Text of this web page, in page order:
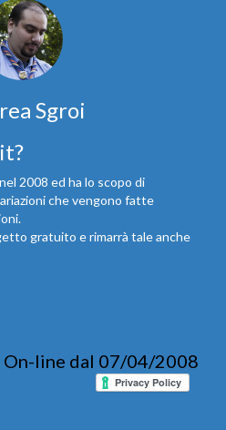
Sgroi
2008 ed ha lo scopo di
che vengono fatte
gratuito e rimarrà tale anche
On-line dal 07/04/2008